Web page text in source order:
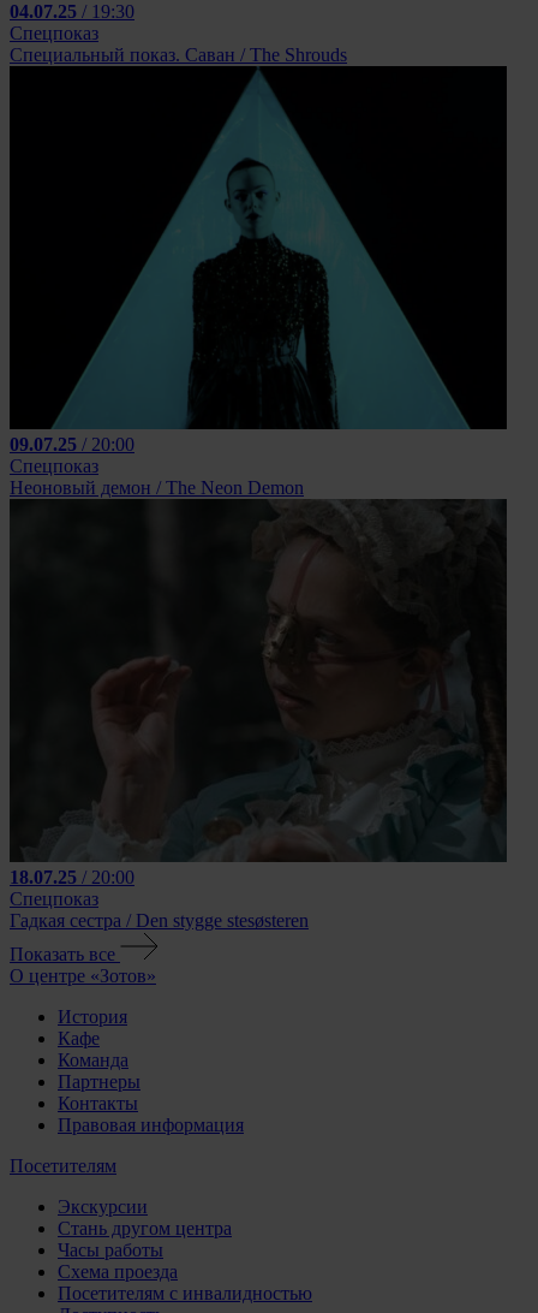
04.07.25 / 19:30
Спецпоказ
Специальный показ. Саван / The Shrouds
09.07.25 / 20:00
Спецпоказ
Неоновый демон / The Neon Demon
18.07.25 / 20:00
Спецпоказ
Гадкая сестра / Den stygge stesøsteren
Показать все
О центре «Зотов»
История
Кафе
Команда
Партнеры
Контакты
Правовая информация
Посетителям
Экскурсии
Стань другом центра
Часы работы
Схема проезда
Посетителям с инвалидностью